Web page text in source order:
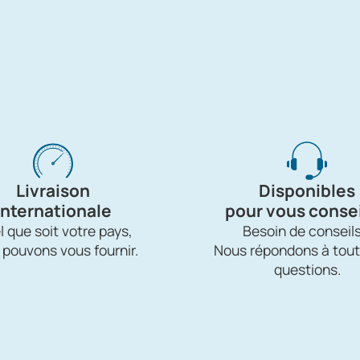
Livraison
que soit votre pays,
vous fournir.
Disponibles
pour vous
Besoin de
Nous répondons à
questions.